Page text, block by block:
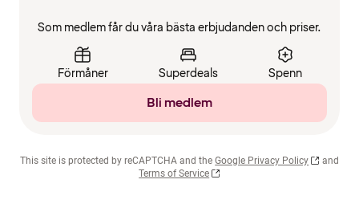
Som medlem får du våra bästa erbjudanden och priser.
Förmåner Superdeals Spenn
Bli medlem
This site is protected by reCAPTCHA and the Google Privacy Policy
and
Terms of Service